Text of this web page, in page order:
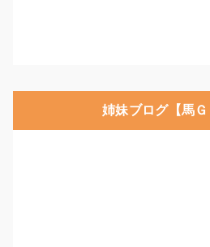
姉妹ブログ【馬Ｇ